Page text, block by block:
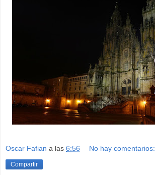
Oscar Fafian a las 6:56 No hay comentarios:
Compartir